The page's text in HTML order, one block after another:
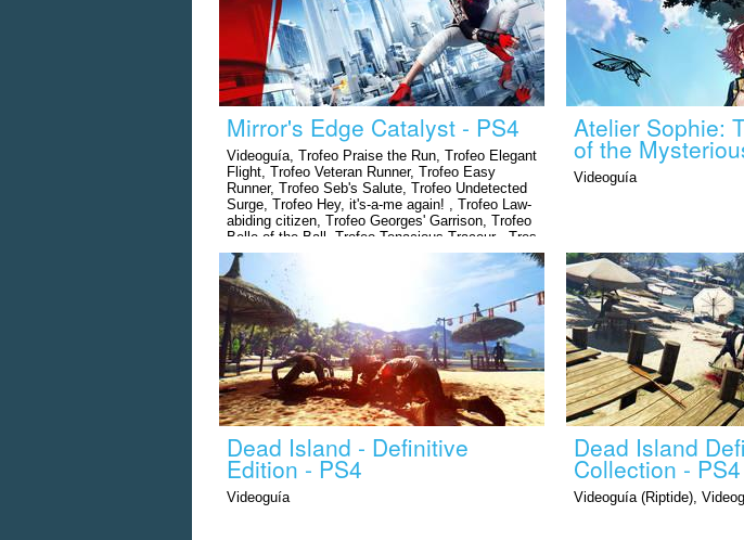
Mirror's Edge Catalyst - PS4
Videoguía, Trofeo Praise the Run, Trofeo Elegant
Flight, Trofeo Veteran Runner, Trofeo Easy
Runner, Trofeo Seb's Salute, Trofeo Undetected
Surge, Trofeo Hey, it's-a-me again! , Trofeo Law-
abiding citizen, Trofeo Georges' Garrison, Trofeo
Belle of the Ball, Trofeo Tenacious Traceur , Tres
estrellas en todas las carreras, Trofeo Danger
Zone
Atelier Sophie:
of the
Videoguía
Dead Island - Definitive
Edition - PS4
Videoguía
Dead Island
Collection - PS4
Videoguía (Riptide),